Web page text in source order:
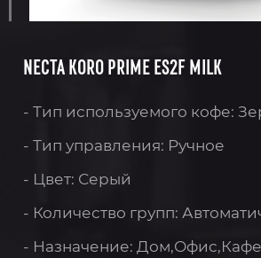
NECTA KORO PRIME ES2F MILK
- Тип используемого кофе:
- Тип управления: Ручное
- Цвет: Серый
- Количество групп:
- Назначение: